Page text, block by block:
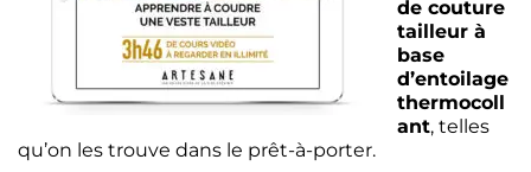
de couture
tailleur à
base
d’entoilage
thermocoll
ant, telles
qu’on les trouve dans le prêt-à-porter.